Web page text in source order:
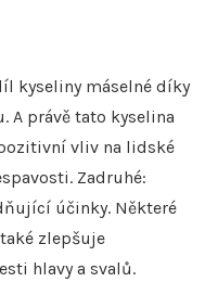
kyseliny máselné díky
právě tato kyselina
vliv na lidské
Zadruhé:
účinky. Některé
zlepšuje
hlavy a svalů.